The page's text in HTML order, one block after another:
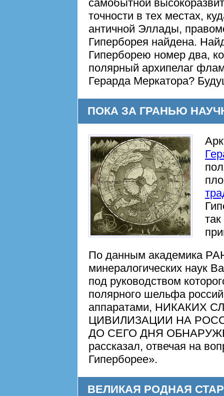
самобытной
точности в тех местах,
античной Эллады,
Гиперборея найдена.
Гиперборею номер два,
полярный архипелаг
Герарда Меркатора?
ПОКА ЗА ГРАНЬЮ
По данным академика
минералогических наук
под руководством
полярного шельфа
аппаратами, НИКАКИХ
ЦИВИЛИЗАЦИИ НА
ДО СЕГО ДНЯ
рассказал, отвечая на
Гиперборее».
ВЕЛИКАЯ РОДНАЯ